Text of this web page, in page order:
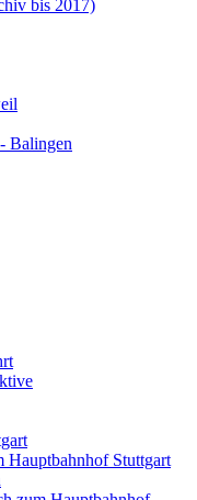
bis 2017)
Balingen
Hauptbahnhof Stuttgart